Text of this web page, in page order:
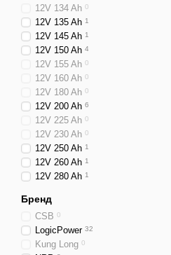
12V 134 Ah 0
12V 135 Ah 1
12V 145 Ah 1
12V 150 Ah 4
12V 155 Ah 0
12V 160 Ah 0
12V 180 Ah 0
12V 200 Ah 6
12V 225 Ah 0
12V 230 Ah 0
12V 250 Ah 1
12V 260 Ah 1
12V 280 Ah 1
Бренд
CSB 0
LogicPower 32
Kung Long 0